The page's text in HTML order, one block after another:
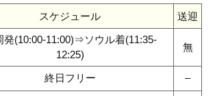
スケジュール 送迎
発(10:00-11:00)⇒ソウル着(11:35-
12:25)
無
終日フリー –